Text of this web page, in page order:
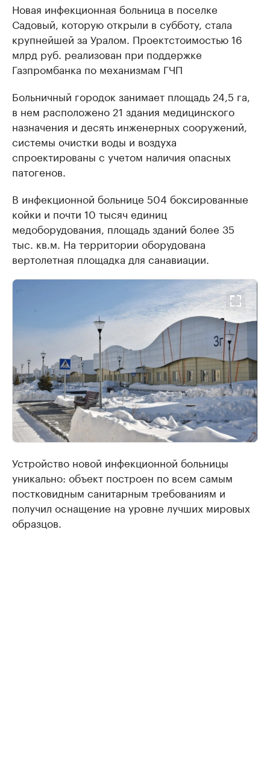
Новая инфекционная больница в поселке
Садовый, которую открыли в субботу, стала
крупнейшей за Уралом. Проектстоимостью 16
млрд руб. реализован при поддержке
Газпромбанка по механизмам ГЧП
Больничный городок занимает площадь 24,5 га,
в нем расположено 21 здания медицинского
назначения и десять инженерных сооружений,
системы очистки воды и воздуха
спроектированы с учетом наличия опасных
патогенов.
В инфекционной больнице 504 боксированные
койки и почти 10 тысяч единиц
медоборудования, площадь зданий более 35
тыс. кв.м. На территории оборудована
вертолетная площадка для санавиации.
Устройство новой инфекционной больницы
уникально: объект построен по всем самым
постковидным санитарным требованиям и
получил оснащение на уровне лучших мировых
образцов.